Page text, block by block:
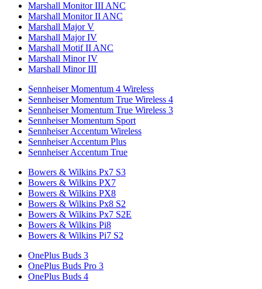
Marshall Monitor III ANC
Marshall Monitor II ANC
Marshall Major V
Marshall Major IV
Marshall Motif II ANC
Marshall Minor IV
Marshall Minor III
Sennheiser Momentum 4 Wireless
Sennheiser Momentum True Wireless 4
Sennheiser Momentum True Wireless 3
Sennheiser Momentum Sport
Sennheiser Accentum Wireless
Sennheiser Accentum Plus
Sennheiser Accentum True
Bowers & Wilkins Px7 S3
Bowers & Wilkins PX7
Bowers & Wilkins PX8
Bowers & Wilkins Px8 S2
Bowers & Wilkins Px7 S2E
Bowers & Wilkins Pi8
Bowers & Wilkins Pi7 S2
OnePlus Buds 3
OnePlus Buds Pro 3
OnePlus Buds 4